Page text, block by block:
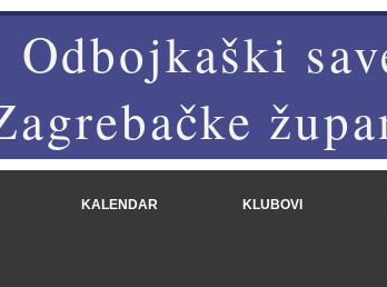
Odbojkaški
KALENDAR KLUBOVI